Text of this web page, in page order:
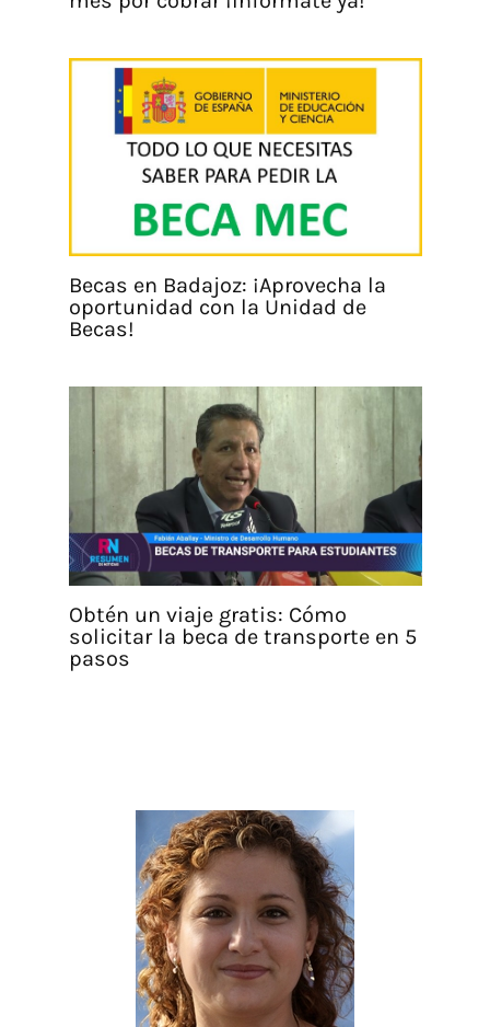
Becas en Badajoz: ¡Aprovecha la
oportunidad con la Unidad de
Becas!
Obtén un viaje gratis: Cómo
solicitar la beca de transporte en 5
pasos